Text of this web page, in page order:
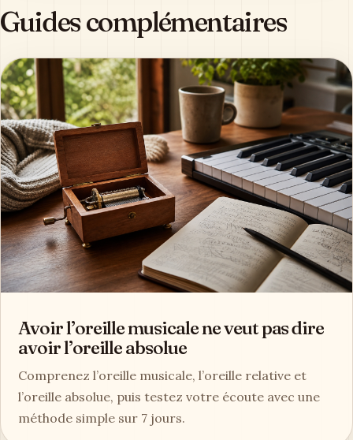
Guides complémentaires
Avoir l’oreille musicale ne veut pas dire
avoir l’oreille absolue
Comprenez l’oreille musicale, l’oreille relative et
l’oreille absolue, puis testez votre écoute avec une
méthode simple sur 7 jours.